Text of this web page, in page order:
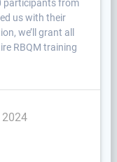
participants from
us with their
we’ll grant all
RBQM training
2024